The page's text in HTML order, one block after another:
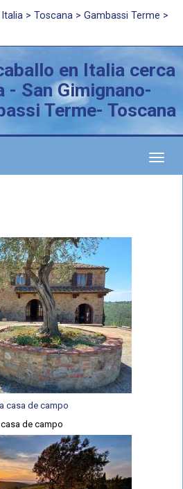
Italia > Toscana > Gambassi Terme >
en Italia cerca
- San Gimignano-
Terme- Toscana
Toggle
casa de campo